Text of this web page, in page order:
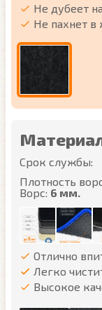
Не дубеет
Не пахнет в
Срок службы:
Плотность
Ворс: 6 мм.
Отлично
Легко
Высокое